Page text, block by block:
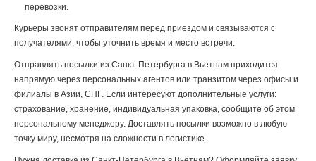
перевозки.
Курьеры звонят отправителям перед приездом и связываются с
получателями, чтобы уточнить время и место встречи.
Отправлять посылки из Санкт-Петербурга в Вьетнам приходится
напрямую через персональных агентов или транзитом через офисы и
филиалы в Азии, СНГ. Если интересуют дополнительные услуги:
страхование, хранение, индивидуальная упаковка, сообщите об этом
персональному менеджеру. Доставлять посылки возможно в любую
точку миру, несмотря на сложности в логистике.